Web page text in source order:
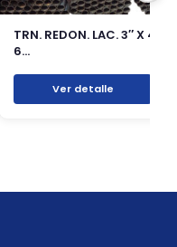
TRN. REDON. LAC. 3″ X 4.5 X
6…
Ver detalle